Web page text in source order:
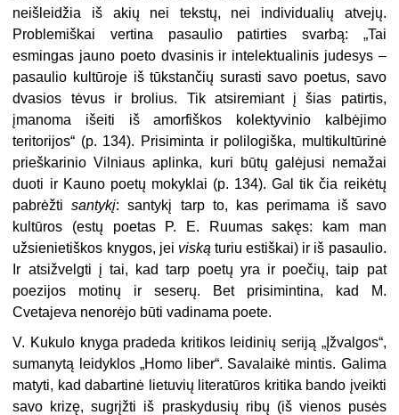
neišleidžia iš akių nei tekstų, nei individualių atvejų.
Problemiškai vertina pasaulio patirties svarbą: „Tai
esmingas jauno poeto dvasinis ir intelektualinis judesys –
pasaulio kultūroje iš tūkstančių surasti savo poetus, savo
dvasios tėvus ir brolius. Tik atsiremiant į šias patirtis,
įmanoma išeiti iš amorfiškos kolektyvinio kalbėjimo
teritorijos“ (p. 134). Prisiminta ir polilogiška, multikultūrinė
prieškarinio Vilniaus aplinka, kuri būtų galėjusi nemažai
duoti ir Kauno poetų mokyklai (p. 134). Gal tik čia reikėtų
pabrėžtisantykį: santykį tarp to, kas perimama iš savo
kultūros (estų poetas P. E. Ruumas sakęs: kam man
užsienietiškos knygos, jei viską turiu estiškai) ir iš pasaulio.
Ir atsižvelgti į tai, kad tarp poetų yra ir poečių, taip pat
poezijos motinų ir seserų. Bet prisimintina, kad M.
Cvetajeva nenorėjo būti vadinama poete.
V. Kukulo knyga pradeda kritikos leidinių seriją „Įžvalgos“,
sumanytą leidyklos „Homo liber“. Savalaikė mintis. Galima
matyti, kad dabartinė lietuvių literatūros kritika bando įveikti
savo krizę, sugrįžti iš praskydusių ribų (iš vienos pusės